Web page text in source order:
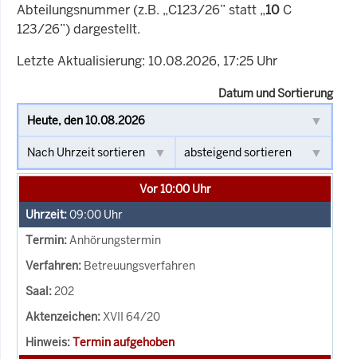
Abteilungsnummer (z.B. „C123/26” statt „10 C
123/26”) dargestellt.
Letzte Aktualisierung: 10.08.2026, 17:25 Uhr
Datum und Sortierung
Vor 10:00 Uhr
09:00 Uhr
Anhörungstermin
Betreuungsverfahren
202
XVII 64/20
Termin aufgehoben